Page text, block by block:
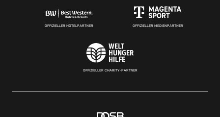
OFFIZIELLER HOTELPARTNER OFFIZIELLER MEDIENPARTNER
OFFIZIELLER CHARITY-PARTNER